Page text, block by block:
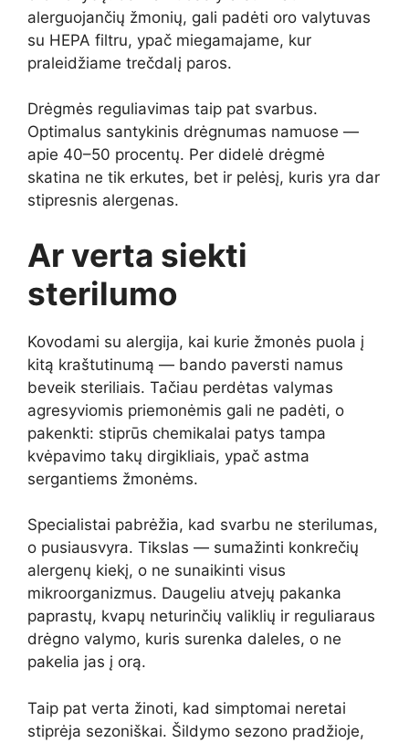
alerguojančių žmonių, gali padėti oro valytuvas
su HEPA filtru, ypač miegamajame, kur
praleidžiame trečdalį paros.
Drėgmės reguliavimas taip pat svarbus.
Optimalus santykinis drėgnumas namuose —
apie 40–50 procentų. Per didelė drėgmė
skatina ne tik erkutes, bet ir pelėsį, kuris yra dar
stipresnis alergenas.
Ar verta siekti
sterilumo
Kovodami su alergija, kai kurie žmonės puola į
kitą kraštutinumą — bando paversti namus
beveik steriliais. Tačiau perdėtas valymas
agresyviomis priemonėmis gali ne padėti, o
pakenkti: stiprūs chemikalai patys tampa
kvėpavimo takų dirgikliais, ypač astma
sergantiems žmonėms.
Specialistai pabrėžia, kad svarbu ne sterilumas,
o pusiausvyra. Tikslas — sumažinti konkrečių
alergenų kiekį, o ne sunaikinti visus
mikroorganizmus. Daugeliu atvejų pakanka
paprastų, kvapų neturinčių valiklių ir reguliaraus
drėgno valymo, kuris surenka daleles, o ne
pakelia jas į orą.
Taip pat verta žinoti, kad simptomai neretai
stiprėja sezoniškai. Šildymo sezono pradžioje,